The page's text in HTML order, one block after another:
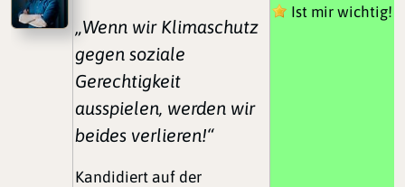
„Wenn wir Klimaschutz
gegen soziale
Gerechtigkeit
ausspielen, werden wir
beides verlieren!“
Kandidiert auf der
Ist mir wichtig!